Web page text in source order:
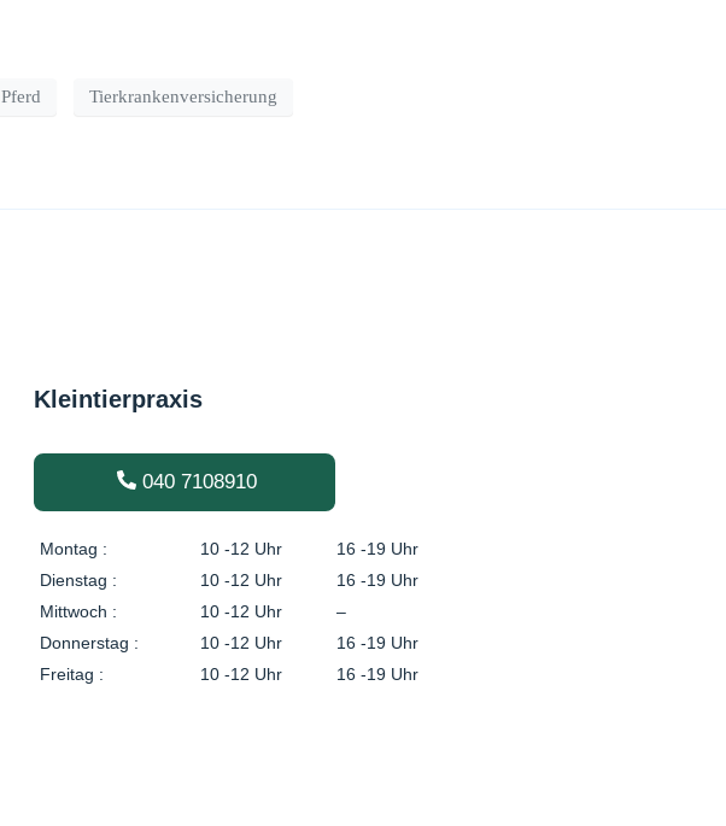
Pferd Tierkrankenversicherung
Kleintierpraxis
040 7108910
Montag : 10 -12 Uhr
16 -19 Uhr
Dienstag :
10 -12 Uhr
16 -19 Uhr
Mittwoch :
10 -12 Uhr
–
Donnerstag :
10 -12 Uhr
16 -19 Uhr
Freitag :
10 -12 Uhr 16 -19 Uhr